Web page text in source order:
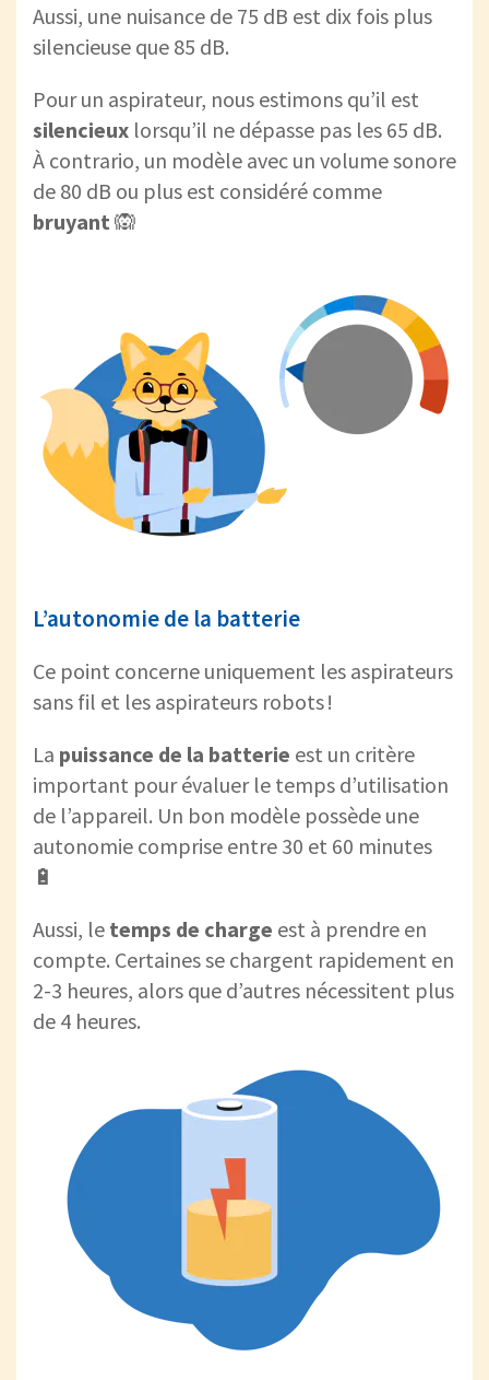
Aussi, une nuisance de 75 dB est dix fois plus
silencieuse que 85 dB.
Pour un aspirateur, nous estimons qu’il est
silencieux lorsqu’il ne dépasse pas les 65 dB.
À contrario, un modèle avec un volume sonore
de 80 dB ou plus est considéré comme
bruyant 🙉
L’autonomie de la batterie
Ce point concerne uniquement les aspirateurs
sans fil et les aspirateurs robots !
La puissance de la batterie est un critère
important pour évaluer le temps d’utilisation
de l’appareil. Un bon modèle possède une
autonomie comprise entre 30 et 60 minutes
🔋
Aussi, le temps de charge est à prendre en
compte. Certaines se chargent rapidement en
2-3 heures, alors que d’autres nécessitent plus
de 4 heures.